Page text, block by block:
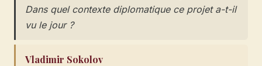
Dans quel contexte diplomatique ce projet a-t-il
vu le jour ?
Vladimir Sokolov